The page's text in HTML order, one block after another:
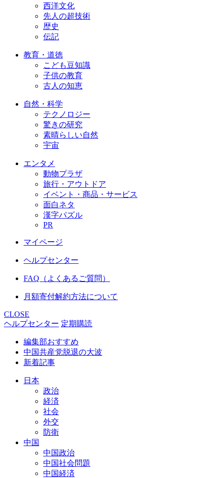
西洋文化
先人の超技術
歴史
伝記
教育・道徳
こども豆知識
子供の教育
古人の知恵
自然・科学
テクノロジー
驚きの研究
素晴らしい自然
宇宙
エンタメ
動物プラザ
旅行・アウトドア
イベント・商品・サービス
面白ネタ
漢字パズル
PR
マイページ
ヘルプセンター
FAQ（よくあるご質問）
月額寄付解約方法について
CLOSE
ヘルプセンター 定期購読
編集部おすすめ
中国共産党脱退の大波
新着記事
日本
政治
経済
社会
外交
防衛
中国
中国政治
中国社会問題
中国経済